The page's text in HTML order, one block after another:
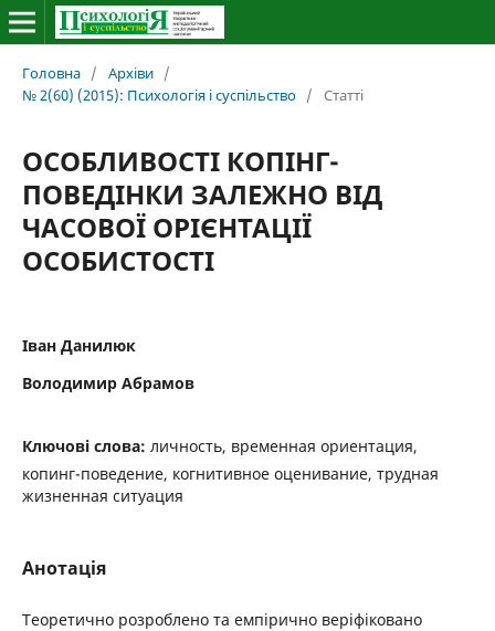
Головна / Архіви /
№ 2(60) (2015): Психологія і суспільство / Статті
ОСОБЛИВОСТІ КОПІНГ-
ПОВЕДІНКИ ЗАЛЕЖНО ВІД
ЧАСОВОЇ ОРІЄНТАЦІЇ
ОСОБИСТОСТІ
Іван Данилюк
Володимир Абрамов
Ключові слова: личность, временная ориентация,
копинг-поведение, когнитивное оценивание, трудная
жизненная ситуация
Анотація
Теоретично розроблено та емпірично веріфіковано